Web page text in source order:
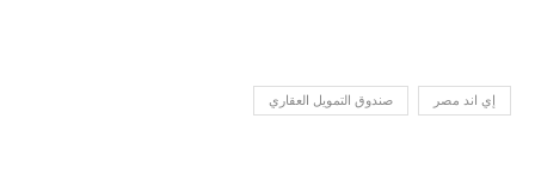
إي اند مصر صندوق التمويل العقاري